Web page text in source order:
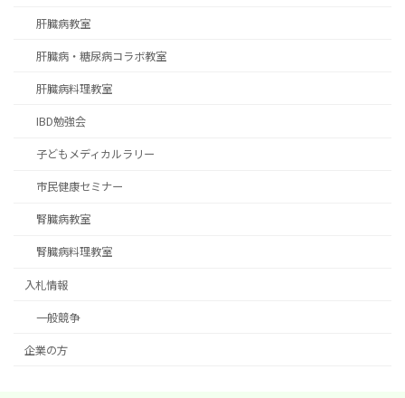
肝臓病教室
肝臓病・糖尿病コラボ教室
肝臓病料理教室
IBD勉強会
子どもメディカルラリー
市民健康セミナー
腎臓病教室
腎臓病料理教室
入札情報
一般競争
企業の方